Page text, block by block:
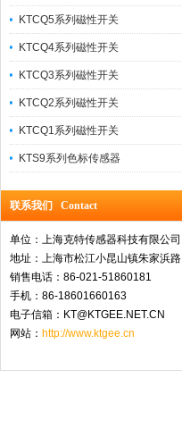
KTCQ5系列磁性开关
KTCQ4系列磁性开关
KTCQ3系列磁性开关
KTCQ2系列磁性开关
KTCQ1系列磁性开关
KTS9系列色标传感器
联系我们 Contact
单位：上海克特传感器科技有限公司
地址：上海市松江小昆山镇朱家浜路
销售电话：86-021-51860181
手机：86-18601660163
电子信箱：KT@KTGEE.NET.CN
网站： http://www.ktgee.cn